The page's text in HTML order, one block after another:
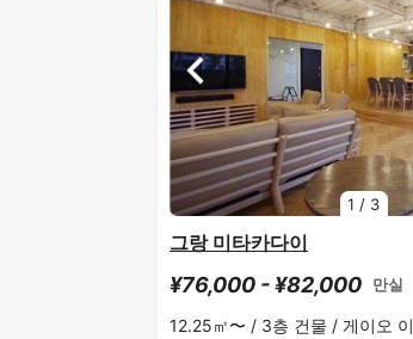
1 / 3
그랑 미타카다이
¥76,000 - ¥82,000 만실
12.25㎡〜 / 3층 건물 / 게이오